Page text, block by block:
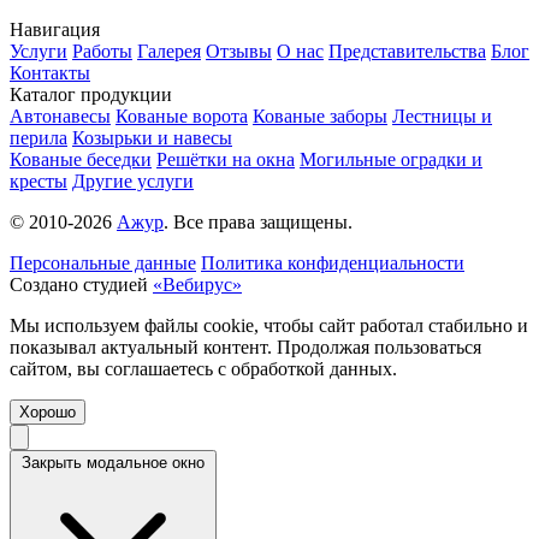
Навигация
Услуги Работы Галерея Отзывы О нас Представительства Блог
Контакты
Каталог продукции
Автонавеcы Кованые ворота Кованые заборы Лестницы и
перила Козырьки и навесы
Кованые беседки Решётки на окна Могильные оградки и
кресты Другие услуги
© 2010-2026 Ажур. Все права защищены.
Персональные данные Политика конфиденциальности
Создано студией «Вебирус»
Мы используем файлы cookie, чтобы сайт работал стабильно и
показывал актуальный контент. Продолжая пользоваться
сайтом, вы соглашаетесь с обработкой данных.
Хорошо
Закрыть модальное окно